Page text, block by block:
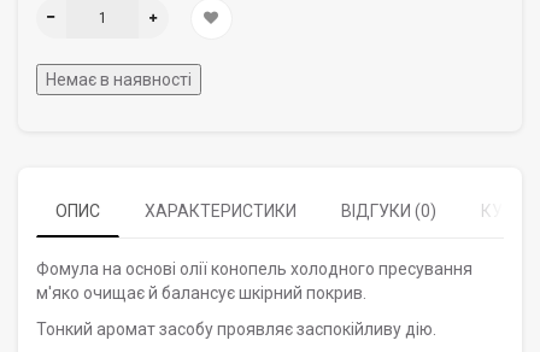
Немає в наявності
ОПИС ХАРАКТЕРИСТИКИ ВІДГУКИ (0)
Фомула на основі олії конопель холодного пресування
м'яко очищає й балансує шкірний покрив.
Тонкий аромат засобу проявляє заспокійливу дію.